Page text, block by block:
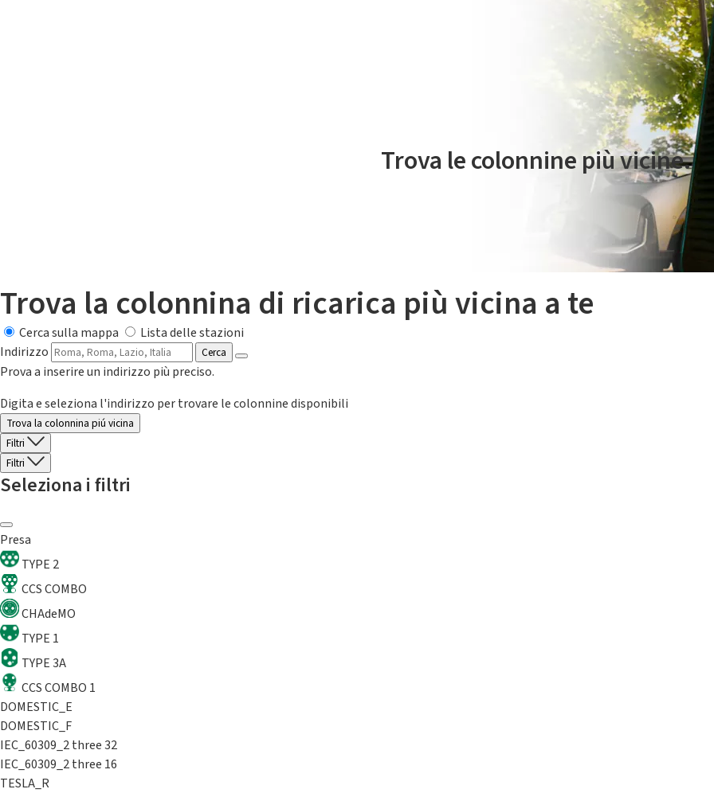
Il servizio di mobilità elettrica è gestito da Plenitude On The Road
Trova le colonnine più vicine.
Trova la colonnina di ricarica più vicina a te
Cerca sulla mappa
Lista delle stazioni
Indirizzo
Cerca
Prova a inserire un indirizzo più preciso.
Digita e seleziona l'indirizzo per trovare le colonnine disponibili
Trova la colonnina piú vicina
Filtri
Filtri
Seleziona i filtri
Presa
TYPE 2
CCS COMBO
CHAdeMO
TYPE 1
TYPE 3A
CCS COMBO 1
DOMESTIC_E
DOMESTIC_F
IEC_60309_2 three 32
IEC_60309_2 three 16
TESLA_R